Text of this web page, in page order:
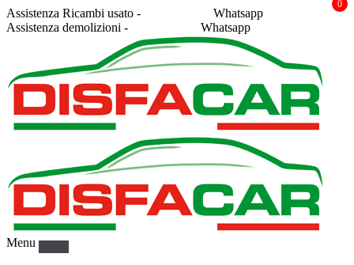
Assistenza Ricambi usato -
Whatsapp
Assistenza demolizioni -
Whatsapp
Menu
0